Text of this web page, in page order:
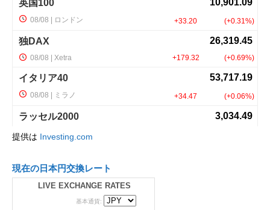
提供は Investing.com
現在の日本円交換レート
LIVE EXCHANGE RATES